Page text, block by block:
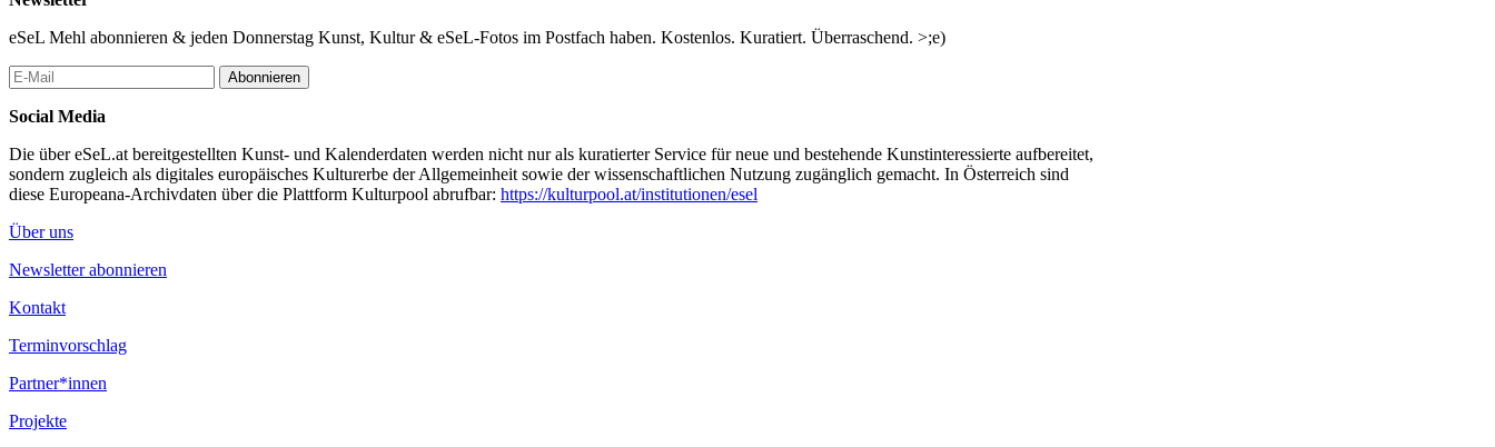
eSeL Mehl abonnieren & jeden Donnerstag Kunst, Kultur & eSeL-Fotos im Postfach haben. Kostenlos. Kuratiert. Überraschend. >;e)
Abonnieren
Social Media
Die über eSeL.at bereitgestellten Kunst- und Kalenderdaten werden nicht nur als kuratierter Service für neue und bestehende Kunstinteressierte aufbereitet,
sondern zugleich als digitales europäisches Kulturerbe der Allgemeinheit sowie der wissenschaftlichen Nutzung zugänglich gemacht. In Österreich sind
diese Europeana-Archivdaten über die Plattform Kulturpool abrufbar: https://kulturpool.at/institutionen/esel
Über uns
Newsletter abonnieren
Kontakt
Terminvorschlag
Partner*innen
Projekte